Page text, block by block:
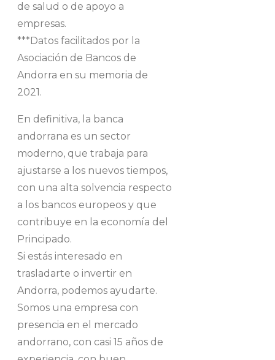
de salud o de apoyo a
empresas.
***Datos facilitados por la
Asociación de Bancos de
Andorra en su memoria de
2021.
En definitiva, la banca
andorrana es un sector
moderno, que trabaja para
ajustarse a los nuevos tiempos,
con una alta solvencia respecto
a los bancos europeos y que
contribuye en la economía del
Principado.
Si estás interesado en
trasladarte o invertir en
Andorra, podemos ayudarte.
Somos una empresa con
presencia en el mercado
andorrano, con casi 15 años de